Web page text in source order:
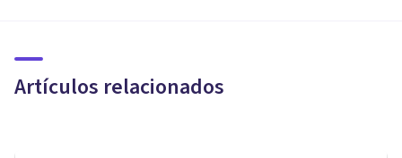
Artículos relacionados
soluciones